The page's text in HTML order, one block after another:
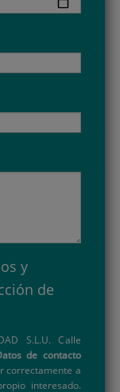
y
de
S.L.U. Calle
de contacto
correctamente a
interesado.